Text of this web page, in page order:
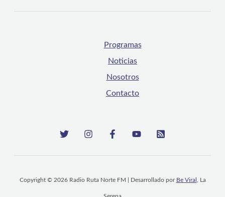
Programas
Noticias
Nosotros
Contacto
Copyright © 2026 Radio Ruta Norte FM | Desarrollado por Be Viral , La